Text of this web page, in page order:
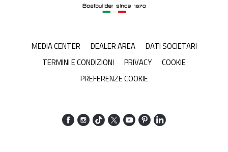
MEDIA CENTER DEALER AREA
DATI SOCIETARI
TERMINI E CONDIZIONI
PRIVACY
COOKIE
PREFERENZE COOKIE